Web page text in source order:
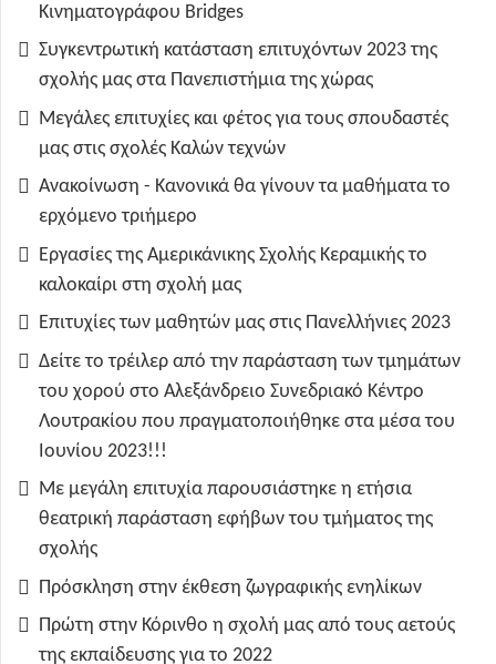
Κινηματογράφου Bridges
Συγκεντρωτική κατάσταση επιτυχόντων 2023 της
σχολής μας στα Πανεπιστήμια της χώρας
Μεγάλες επιτυχίες και φέτος για τους σπουδαστές
μας στις σχολές Καλών τεχνών
Ανακοίνωση - Κανονικά θα γίνουν τα μαθήματα το
ερχόμενο τριήμερο
Εργασίες της Αμερικάνικης Σχολής Κεραμικής το
καλοκαίρι στη σχολή μας
Επιτυχίες των μαθητών μας στις Πανελλήνιες 2023
Δείτε το τρέιλερ από την παράσταση των τμημάτων
του χορού στο Αλεξάνδρειο Συνεδριακό Κέντρο
Λουτρακίου που πραγματοποιήθηκε στα μέσα του
Ιουνίου 2023!!!
Με μεγάλη επιτυχία παρουσιάστηκε η ετήσια
θεατρική παράσταση εφήβων του τμήματος της
σχολής
Πρόσκληση στην έκθεση ζωγραφικής ενηλίκων
Πρώτη στην Κόρινθο η σχολή μας από τους αετούς
της εκπαίδευσης για το 2022